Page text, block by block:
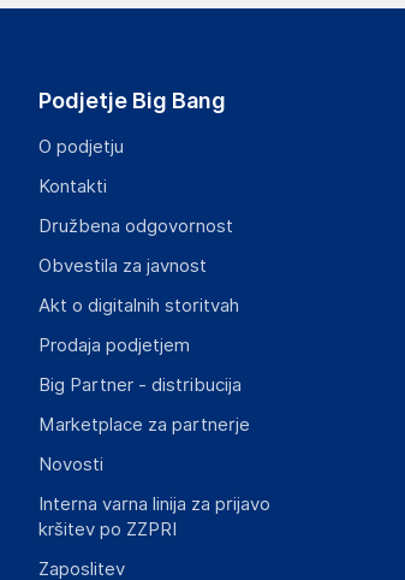
Podjetje Big Bang
O podjetju
Kontakti
Družbena odgovornost
Obvestila za javnost
Akt o digitalnih storitvah
Prodaja podjetjem
Big Partner - distribucija
Marketplace za partnerje
Novosti
Interna varna linija za prijavo
kršitev po ZZPRI
Zaposlitev